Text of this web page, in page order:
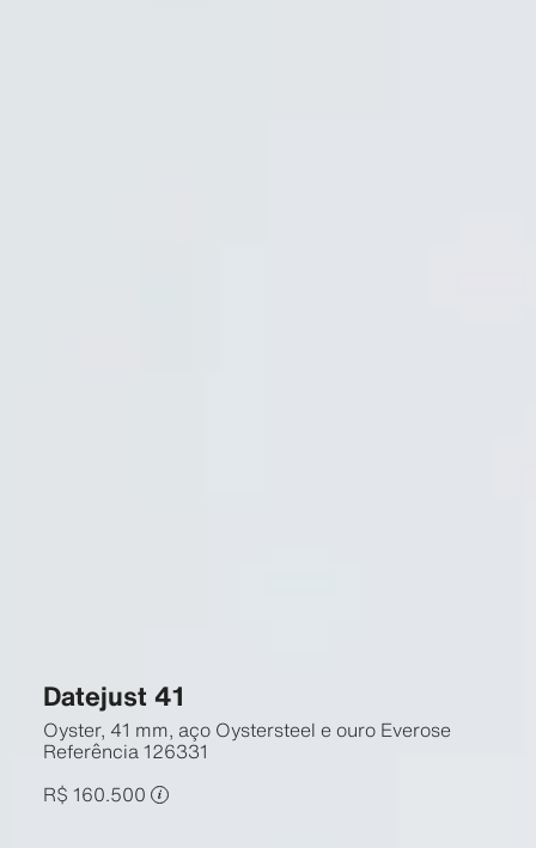
Datejust 41
Oyster, 41 mm, aço Oystersteel e ouro Everose
Referência126331
R$ 160.500